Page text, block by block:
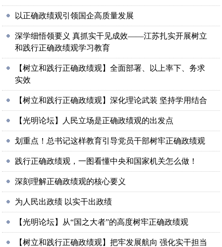
以正确政绩观引领国企高质量发展
深学细悟领要义 真抓实干见成效——江苏扎实开展树立
和践行正确政绩观学习教育
【树立和践行正确政绩观】全面部署、以上率下、务求
实效
【树立和践行正确政绩观】深化理论武装 坚持学用结合
【光明论坛】人民立场是正确政绩观的出发点
划重点！总书记这样教育引导党员干部树牢正确政绩观
践行正确政绩观，一图看懂中央和国家机关怎么做！
深刻理解正确政绩观的核心要义
为人民出政绩 以实干出政绩
【光明论坛】从“国之大者”的高度树牢正确政绩观
【树立和践行正确政绩观】把牢发展航向 强化实干担当